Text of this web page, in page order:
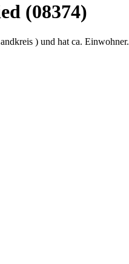
(08374)
) und hat ca. Einwohner.